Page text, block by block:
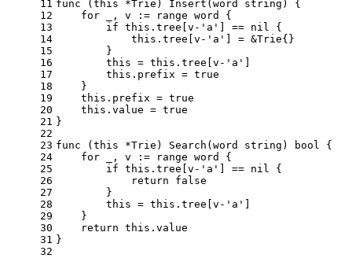
11
12
13
14
15
16
17
18
19
20
21
22
23
24
25
26
27
28
29
30
31
32
func
(this *Trie) Insert(word string ) {
for _, v := range word {
if this.tree[v- 'a' ] == nil
{
            this.tree[v-
'a'
] = &Trie{}
        }
        this = this.tree[v-
'a'
        this.prefix =
true
    }
    this.prefix =
true
    this.value =
true
}
func
(this *Trie) Search(word string ) bool
{
for _, v := range word {
if this.tree[v- 'a' ] == nil
{
return
false
        }
        this = this.tree[v-
'a'
    }
return this.value
}